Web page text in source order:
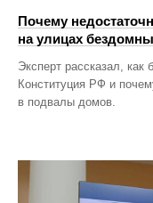
Почему
на улицах
Эксперт рассказал,
Конституция РФ и
в подвалы домов.